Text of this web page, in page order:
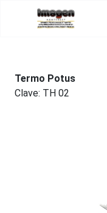
Termo Potus
Clave: TH 02